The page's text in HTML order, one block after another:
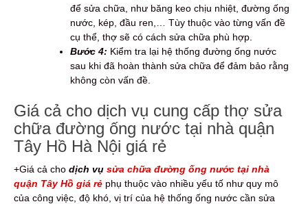
để sửa chữa, như băng keo chịu nhiệt, đường ống
nước, kép, đầu ren,… Tùy thuộc vào từng vấn đề
cụ thể, thợ sẽ có cách sửa chữa phù hợp.
Bước 4: Kiểm tra lại hệ thống đường ống nước
sau khi đã hoàn thành sửa chữa để đảm bảo rằng
không còn vấn đề.
Giá cả cho dịch vụ cung cấp thợ sửa
chữa đường ống nước tại nhà quận
Tây Hồ Hà Nội giá rẻ
+Giá cả cho dịch vụ sửa chữa đường ống nước tại nhà
quận Tây Hồ giá rẻ phụ thuộc vào nhiều yếu tố như quy mô
của công việc, độ khó, vị trí của hệ thống ống nước cần sửa